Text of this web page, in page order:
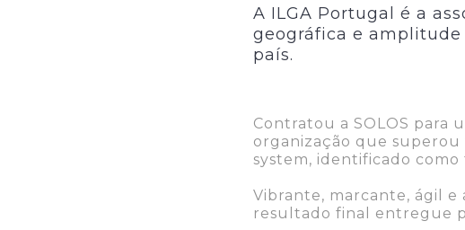
A ILGA Portugal é a
geográfica e amplitude
país.
Contratou a SOLOS para
organização que superou
system, identificado
Vibrante, marcante, ágil e
resultado final entregue